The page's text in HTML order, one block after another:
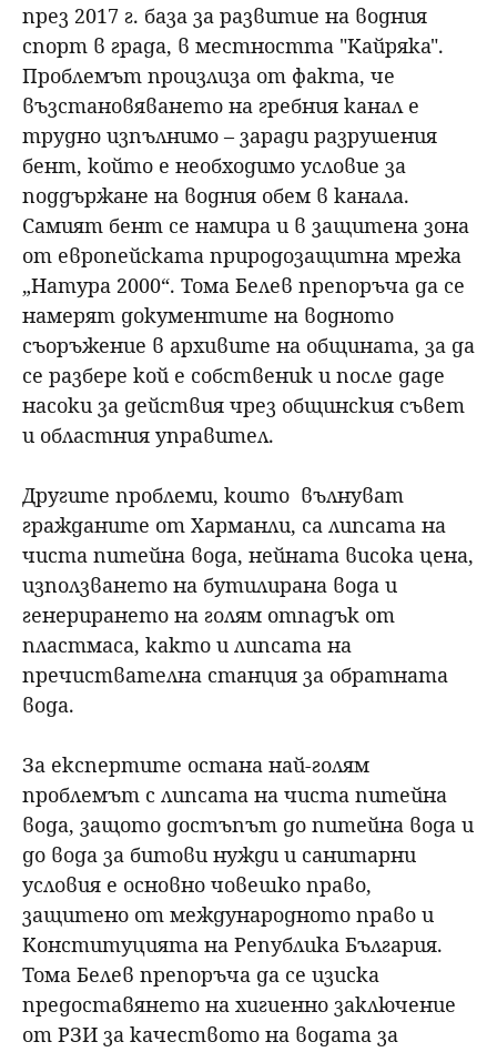
през 2017 г. база за развитие на водния
спорт в града, в местността "Кайряка".
Проблемът произлиза от факта, че
възстановяването на гребния канал е
трудно изпълнимо – заради разрушения
бент, който е необходимо условие за
поддържане на водния обем в канала.
Самият бент се намира и в защитена зона
от европейската природозащитна мрежа
„Натура 2000“. Тома Белев препоръча да се
намерят документите на водното
съоръжение в архивите на общината, за да
се разбере кой е собственик и после даде
насоки за действия чрез общинския съвет
и областния управител.
Другите проблеми, които вълнуват
гражданите от Харманли, са липсата на
чиста питейна вода, нейната висока цена,
използването на бутилирана вода и
генерирането на голям отпадък от
пластмаса, както и липсата на
пречиствателна станция за обратната
вода.
За експертите остана най-голям
проблемът с липсата на чиста питейна
вода, защото достъпът до питейна вода и
до вода за битови нужди и санитарни
условия е основно човешко право,
защитено от международното право и
Конституцията на Република България.
Тома Белев препоръча да се изиска
предоставянето на хигиенно заключение
от РЗИ за качеството на водата за